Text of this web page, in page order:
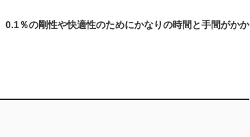
％の剛性や快適性のためにかなりの時間と手間がかか